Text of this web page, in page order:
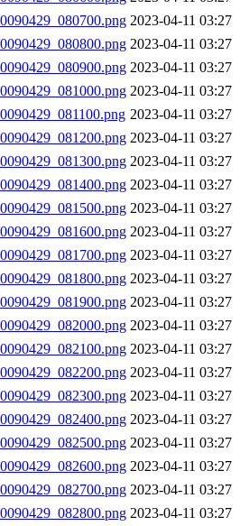
2023-04-11 03:27
2023-04-11 03:27
2023-04-11 03:27
2023-04-11 03:27
2023-04-11 03:27
2023-04-11 03:27
2023-04-11 03:27
2023-04-11 03:27
2023-04-11 03:27
2023-04-11 03:27
2023-04-11 03:27
2023-04-11 03:27
2023-04-11 03:27
2023-04-11 03:27
2023-04-11 03:27
2023-04-11 03:27
2023-04-11 03:27
2023-04-11 03:27
2023-04-11 03:27
2023-04-11 03:27
2023-04-11 03:27
2023-04-11 03:27